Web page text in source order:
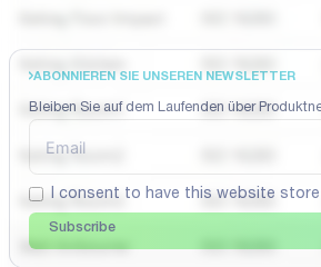
ABONNIEREN SIE UNSEREN NEWSLETTER
Bleiben Sie auf dem Laufenden über
I consent to have this website
Subscribe